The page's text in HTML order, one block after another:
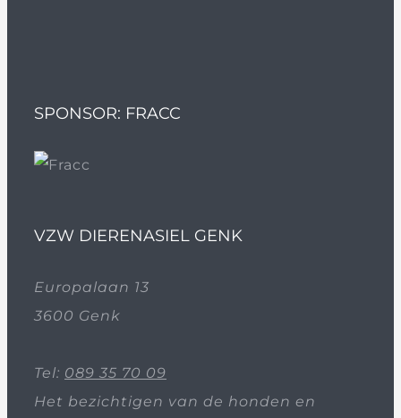
SPONSOR: FRACC
VZW DIERENASIEL GENK
Europalaan 13
3600 Genk
Tel: 089 35 70 09
Het bezichtigen van de honden en